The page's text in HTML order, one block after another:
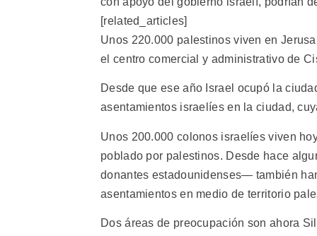
[related_articles]
Unos 220.000 palestinos viven en
el centro comercial y administrativo de
Desde que ese año Israel ocupó la
asentamientos israelíes en la ciudad,
Unos 200.000 colonos israelíes viven
poblado por palestinos. Desde hace
donantes estadounidenses— también
asentamientos en medio de territorio
Dos áreas de preocupación son ahora